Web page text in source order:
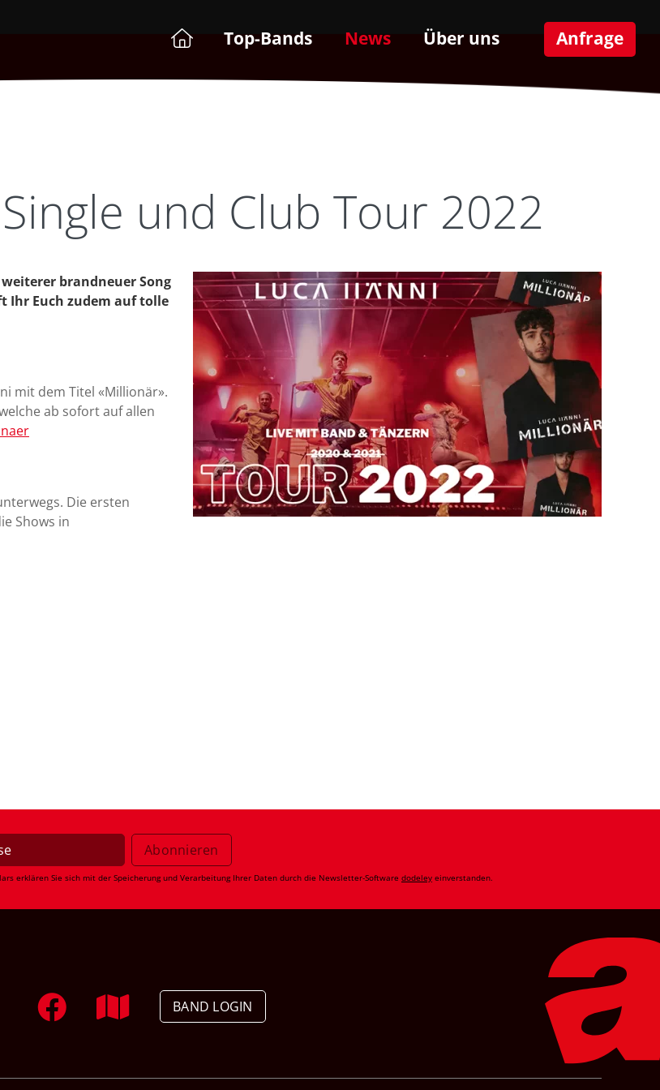
Top-Bands News Über uns Anfrage
und Club Tour 2022
brandneuer Song
Ihr Euch zudem auf tolle
mit dem Titel «Millionär».
ab sofort auf allen
Die ersten
Shows in
erklären Sie sich mit der Speicherung und Verarbeitung Ihrer Daten durch die Newsletter-Software dodeley einverstanden.
BAND LOGIN